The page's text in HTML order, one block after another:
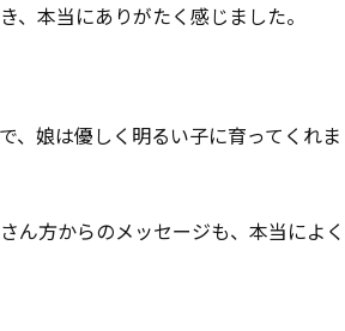
本当にありがたく感じました。
、娘は優しく明るい子に育ってくれ
ん方からのメッセージも、本当によ